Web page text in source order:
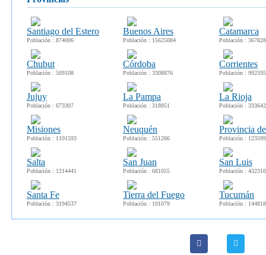
Santiago del Estero
Población : 874006
Buenos Aires
Población : 15625084
Catamarca
Población : 367828
Chubut
Población : 509108
Córdoba
Población : 3308876
Corrientes
Población : 992595
Jujuy
Población : 673307
La Pampa
Población : 318951
La Rioja
Población : 333642
Misiones
Población : 1101593
Neuquén
Población : 551266
Provincia
Población :
Salta
Población : 1214441
San Juan
Población : 681055
San Luis
Población : 432310
Santa Fe
Población : 3194537
Tierra del Fuego
Población : 101079
Tucumán
Población :